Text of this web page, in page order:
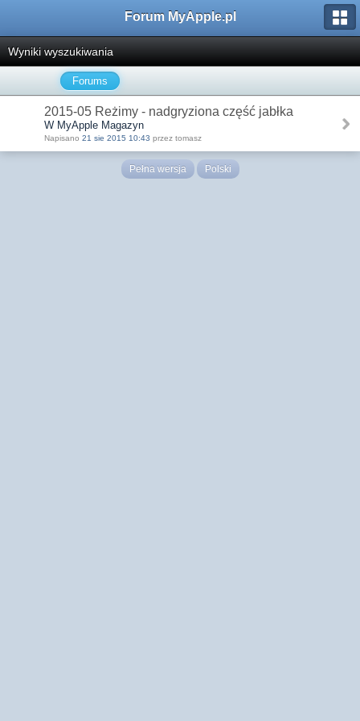
Forum MyApple.pl
Wyniki wyszukiwania
Forums
2015-05 Reżimy - nadgryziona część jabłka
W MyApple Magazyn
Napisano 21 sie 2015 10:43 przez tomasz
Pełna wersja Polski